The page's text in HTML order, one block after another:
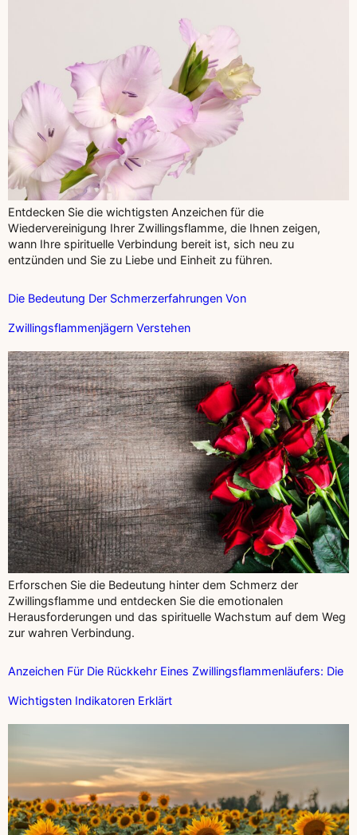
Entdecken Sie die wichtigsten Anzeichen für die
Wiedervereinigung Ihrer Zwillingsflamme, die Ihnen zeigen,
wann Ihre spirituelle Verbindung bereit ist, sich neu zu
entzünden und Sie zu Liebe und Einheit zu führen.
Die Bedeutung Der Schmerzerfahrungen Von
Zwillingsflammenjägern Verstehen
Erforschen Sie die Bedeutung hinter dem Schmerz der
Zwillingsflamme und entdecken Sie die emotionalen
Herausforderungen und das spirituelle Wachstum auf dem Weg
zur wahren Verbindung.
Anzeichen Für Die Rückkehr Eines Zwillingsflammenläufers: Die
Wichtigsten Indikatoren Erklärt